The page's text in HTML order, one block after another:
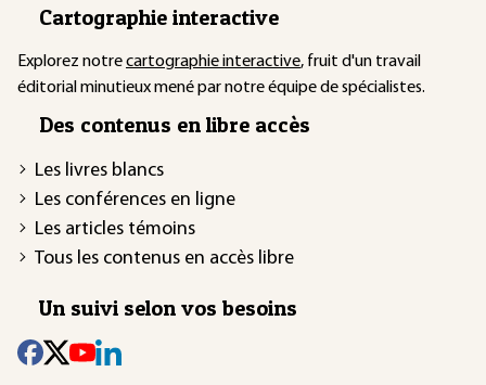
Cartographie interactive
Explorez notrecartographie interactive, fruit d'un travail
éditorial minutieux mené par notre équipe de spécialistes.
Des contenus en libre accès
Les livres blancs
Les conférences en ligne
Les articles témoins
Tous les contenus en accès libre
Un suivi selon vos besoins